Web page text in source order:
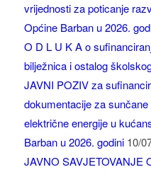
vrijednosti za poticanje
Općine Barban u 2026.
O D L U K A o
bilježnica i ostalog
JAVNI POZIV za
dokumentacije za
električne energije u
Barban u 2026. godini 10/
JAVNO SAVJETOVANJE